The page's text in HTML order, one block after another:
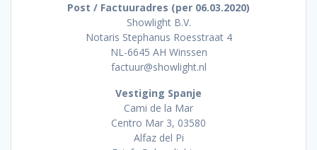
Post / Factuuradres (per 06.03.2020)
Showlight B.V.
Notaris Stephanus Roesstraat 4
NL-6645 AH Winssen
factuur@showlight.nl
Vestiging Spanje
Cami de la Mar
Centro Mar 3, 03580
Alfaz del Pi